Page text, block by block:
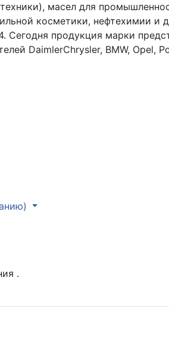
масел для
косметики, нефтехимии и
Сегодня продукция марки
DaimlerChrysler, BMW, Opel,
.